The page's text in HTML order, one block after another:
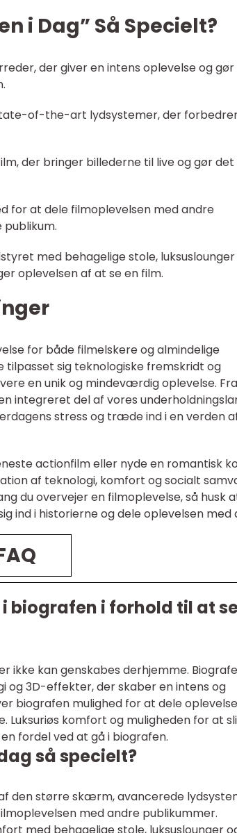
i Dag” Så Specielt?
der giver en intens oplevelse og
of-the-art lydsystemer, der
der bringer billederne til live og gør det
for at dele filmoplevelsen med andre
med behagelige stole,
oplevelsen af at se en film.
for både filmelskere og almindelige
sig teknologiske fremskridt og
en unik og mindeværdig oplevelse. Fra
integreret del af vores
stress og træde ind i en verden
actionfilm eller nyde en romantisk
af teknologi, komfort og socialt
du overvejer en filmoplevelse, så husk
ind i historierne og dele oplevelsen med
biografen i forhold til at
ikke kan genskabes derhjemme.
3D-effekter, der skaber en intens og
biografen mulighed for at dele
Luksuriøs komfort og muligheden for at
fordel ved at gå i biografen.
så specielt?
den større skærm, avancerede
med andre publikummer.